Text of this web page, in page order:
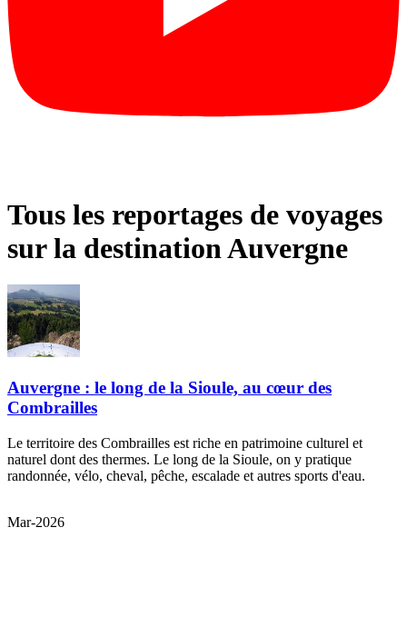
Tous les reportages de voyages
sur la destination Auvergne
Auvergne : le long de la Sioule, au cœur des
Combrailles
Le territoire des Combrailles est riche en patrimoine culturel et
naturel dont des thermes. Le long de la Sioule, on y pratique
randonnée, vélo, cheval, pêche, escalade et autres sports d'eau.
importants.
Mar-2026